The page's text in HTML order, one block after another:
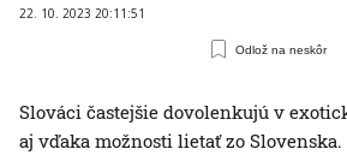
22. 10. 2023 20:11:51
Odlož na neskôr
Slováci častejšie dovolenkujú v
aj vďaka možnosti lietať zo